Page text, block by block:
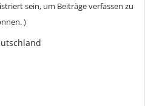
sein, um Beiträge verfassen zu
)